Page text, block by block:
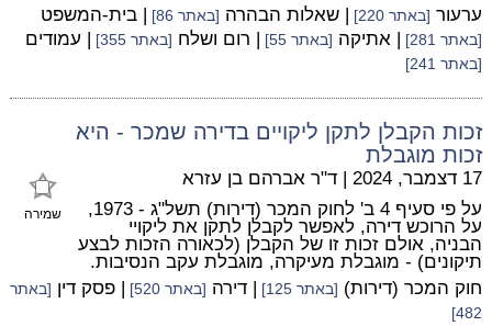
ערעור [באתר 220] | שאלות הבהרה [באתר 86] | בית-המשפט
[באתר 281] | אתיקה [באתר 55] | רום ושלח [באתר 355] | עמודים
[באתר 241]
זכות הקבלן לתקן ליקויים בדירה שמכר - היא
זכות מוגבלת
שמירה
17 דצמבר, 2024 | ד"ר אברהם בן עזרא
על פי סעיף 4 ב' לחוק המכר (דירות) תשל"ג - 1973,
על הרוכש דירה, לאפשר לקבלן לתקן את ליקויי
הבניה, אולם זכות זו של הקבלן (לכאורה הזכות לבצע
תיקונים) - מוגבלת מעיקרה, מוגבלת עקב הנסיבות.
חוק המכר (דירות) [באתר 125] | דירה [באתר 520] | פסק דין [באתר
482]